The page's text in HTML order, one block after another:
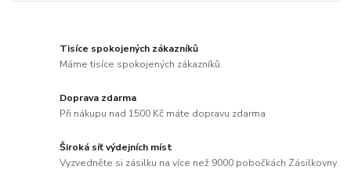
Tisíce spokojených zákazníků
Máme tisíce spokojených zákazníků.
Doprava zdarma
Při nákupu nad 1500 Kč máte dopravu zdarma
Široká síť výdejních míst
Vyzvedněte si zásilku na více než 9000 pobočkách Zásilkovny